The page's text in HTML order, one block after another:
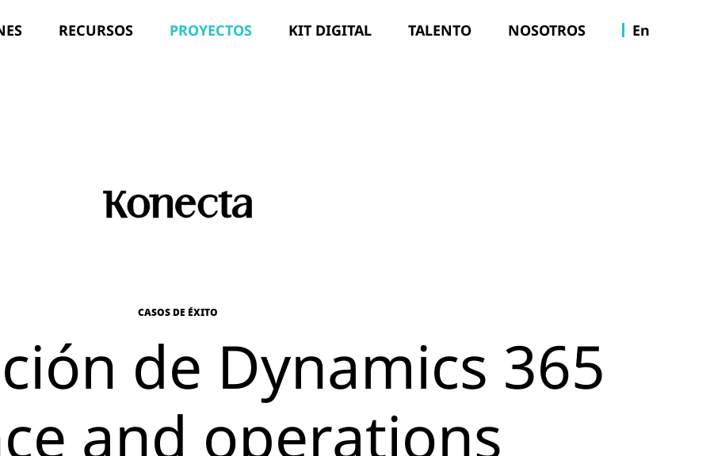
RECURSOS PROYECTOS KIT DIGITAL TALENTO NOSOTROS En
CASOS DE ÉXITO
de Dynamics 365
and operations